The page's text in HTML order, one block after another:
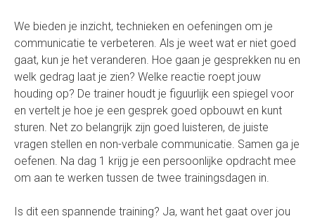
We bieden je inzicht, technieken en oefeningen om je
communicatie te verbeteren. Als je weet wat er niet goed
gaat, kun je het veranderen. Hoe gaan je gesprekken nu en
welk gedrag laat je zien? Welke reactie roept jouw
houding op? De trainer houdt je figuurlijk een spiegel voor
en vertelt je hoe je een gesprek goed opbouwt en kunt
sturen. Net zo belangrijk zijn goed luisteren, de juiste
vragen stellen en non-verbale communicatie. Samen ga je
oefenen. Na dag 1 krijg je een persoonlijke opdracht mee
om aan te werken tussen de twee trainingsdagen in.
Is dit een spannende training? Ja, want het gaat over jou